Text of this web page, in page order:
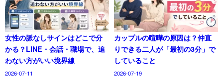
女性の脈なしサインはどこで分
かる？LINE・会話・職場で、追
わない方がいい境界線
2026-07-11
カップルの喧嘩の原因は？仲直
りできる二人が「最初の3分」で
していること
2026-07-19